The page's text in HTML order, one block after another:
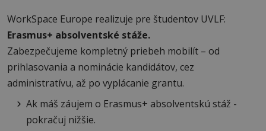
WorkSpace Europe realizuje pre študentov UVLF:
Erasmus+ absolventské stáže.
Zabezpečujeme kompletný priebeh mobilít – od
prihlasovania a nominácie kandidátov, cez
administratívu, až po vyplácanie grantu.
Ak máš záujem o Erasmus+ absolventskú stáž -
pokračuj nižšie.